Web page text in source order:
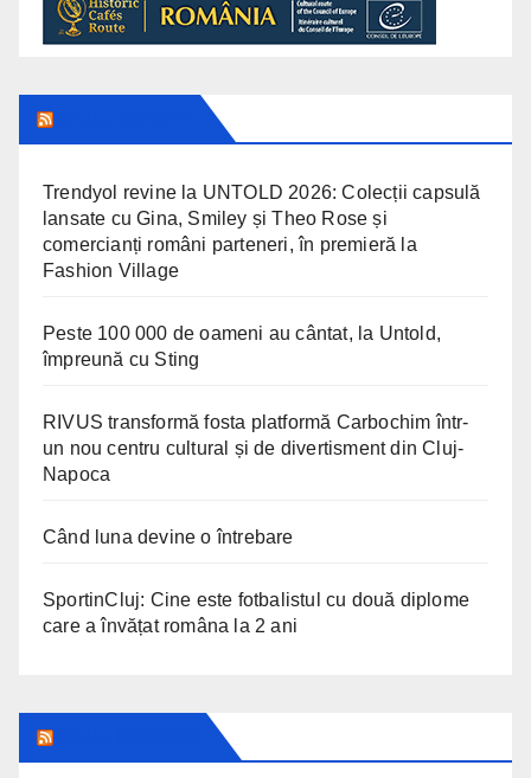
Trendyol revine la UNTOLD 2026: Colecții capsulă
lansate cu Gina, Smiley și Theo Rose și
comercianți români parteneri, în premieră la
Fashion Village
Peste 100 000 de oameni au cântat, la Untold,
împreună cu Sting
RIVUS transformă fosta platformă Carbochim într-
un nou centru cultural și de divertisment din Cluj-
Napoca
Când luna devine o întrebare
SportinCluj: Cine este fotbalistul cu două diplome
care a învățat româna la 2 ani